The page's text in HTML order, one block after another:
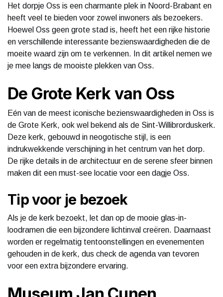
Het dorpje Oss is een charmante plek in Noord-Brabant en
heeft veel te bieden voor zowel inwoners als bezoekers.
Hoewel Oss geen grote stad is, heeft het een rijke historie
en verschillende interessante bezienswaardigheden die de
moeite waard zijn om te verkennen. In dit artikel nemen we
je mee langs de mooiste plekken van Oss.
De Grote Kerk van Oss
Eén van de meest iconische bezienswaardigheden in Oss is
de Grote Kerk, ook wel bekend als de Sint-Willibrorduskerk.
Deze kerk, gebouwd in neogotische stijl, is een
indrukwekkende verschijning in het centrum van het dorp.
De rijke details in de architectuur en de serene sfeer binnen
maken dit een must-see locatie voor een dagje Oss.
Tip voor je bezoek
Als je de kerk bezoekt, let dan op de mooie glas-in-
loodramen die een bijzondere lichtinval creëren. Daarnaast
worden er regelmatig tentoonstellingen en evenementen
gehouden in de kerk, dus check de agenda van tevoren
voor een extra bijzondere ervaring.